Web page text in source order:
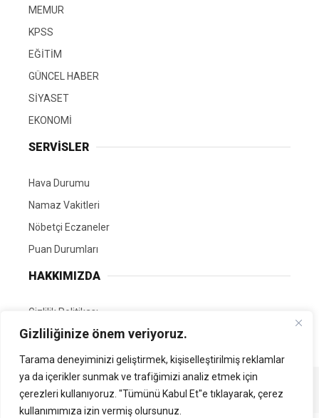
Gizliliğinize önem veriyoruz.
Tarama deneyiminizi geliştirmek, kişiselleştirilmiş reklamlar
ya da içerikler sunmak ve trafiğimizi analiz etmek için
çerezleri kullanıyoruz. "Tümünü Kabul Et"e tıklayarak, çerez
kullanımımıza izin vermiş olursunuz.
MEMUR
KPSS
EĞİTİM
GÜNCEL HABER
SİYASET
EKONOMİ
SERVİSLER
Hava Durumu
Namaz Vakitleri
Nöbetçi Eczaneler
Puan Durumları
HAKKIMIZDA
Gizlilik Politikası
GÖNÜLLÜ EDİTÖRÜMÜZ OL
Tüm Hakları Saklıdır. | Kamubilgi.com | 2026